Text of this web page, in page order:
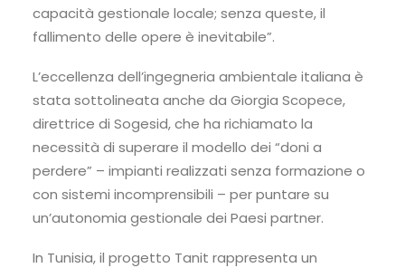
capacità gestionale locale; senza queste, il
fallimento delle opere è inevitabile”.
L’eccellenza dell’ingegneria ambientale italiana è
stata sottolineata anche da Giorgia Scopece,
direttrice di Sogesid, che ha richiamato la
necessità di superare il modello dei “doni a
perdere” – impianti realizzati senza formazione o
con sistemi incomprensibili – per puntare su
un’autonomia gestionale dei Paesi partner.
In Tunisia, il progetto Tanit rappresenta un